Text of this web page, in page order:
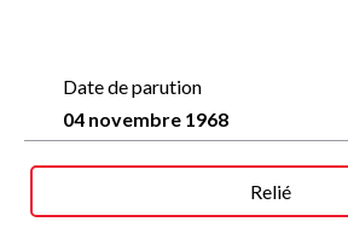
Date de parution
04 novembre 1968
Relié